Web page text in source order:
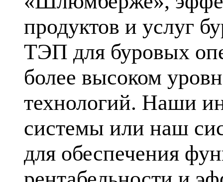
продуктов и услуг
ТЭП для буровых
более высоком
технологий. Наши
системы или наш
для обеспечения